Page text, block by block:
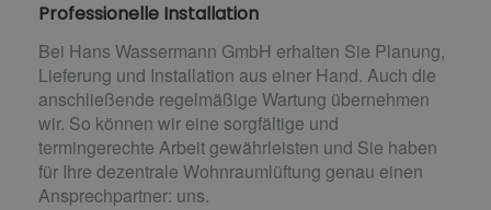
Professionelle Installation
Bei Hans Wassermann GmbH erhalten Sie Planung,
Lieferung und Installation aus einer Hand. Auch die
anschließende regelmäßige Wartung übernehmen
wir. So können wir eine sorgfältige und
termingerechte Arbeit gewährleisten und Sie haben
für Ihre dezentrale Wohnraumlüftung genau einen
Ansprechpartner: uns.